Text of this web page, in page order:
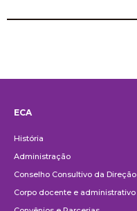
ECA
História
Administração
Conselho Consultivo da Direção
Corpo docente e administrativo